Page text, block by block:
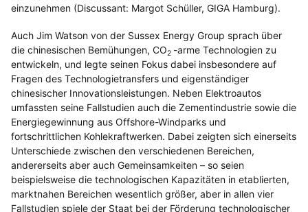
einzunehmen (Discussant: Margot Schüller, GIGA Hamburg).
Auch Jim Watson von der Sussex Energy Group sprach über
die chinesischen Bemühungen, CO2 -arme Technologien zu
entwickeln, und legte seinen Fokus dabei insbesondere auf
Fragen des Technologietransfers und eigenständiger
chinesischer Innovationsleistungen. Neben Elektroautos
umfassten seine Fallstudien auch die Zementindustrie sowie die
Energiegewinnung aus Offshore-Windparks und
fortschrittlichen Kohlekraftwerken. Dabei zeigten sich einerseits
Unterschiede zwischen den verschiedenen Bereichen,
andererseits aber auch Gemeinsamkeiten – so seien
beispielsweise die technologischen Kapazitäten in etablierten,
marktnahen Bereichen wesentlich größer, aber in allen vier
Fallstudien spiele der Staat bei der Förderung technologischer